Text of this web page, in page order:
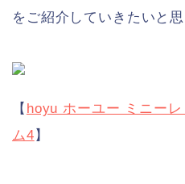
をご紹介していきたいと思
【 hoyu ホーユー ミニー
ム4 】